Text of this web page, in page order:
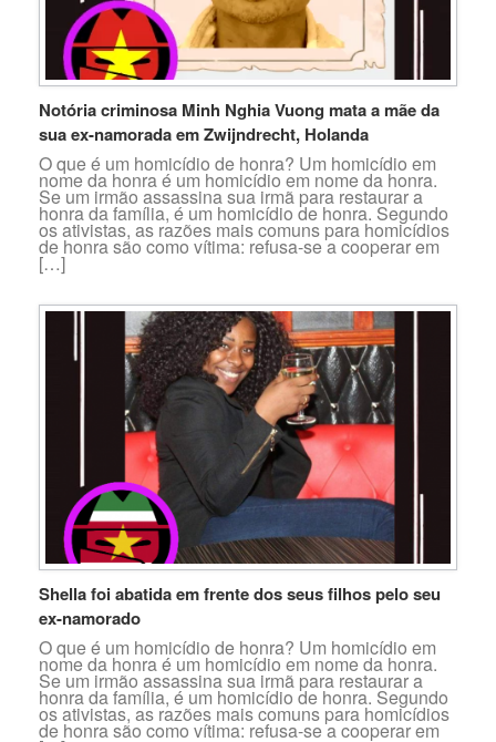
Notória criminosa Minh Nghia Vuong mata a mãe da
sua ex-namorada em Zwijndrecht, Holanda
O que é um homicídio de honra? Um homicídio em
nome da honra é um homicídio em nome da honra.
Se um irmão assassina sua irmã para restaurar a
honra da família, é um homicídio de honra. Segundo
os ativistas, as razões mais comuns para homicídios
de honra são como vítima: refusa-se a cooperar em
[…]
Shella foi abatida em frente dos seus filhos pelo seu
ex-namorado
O que é um homicídio de honra? Um homicídio em
nome da honra é um homicídio em nome da honra.
Se um irmão assassina sua irmã para restaurar a
honra da família, é um homicídio de honra. Segundo
os ativistas, as razões mais comuns para homicídios
de honra são como vítima: refusa-se a cooperar em